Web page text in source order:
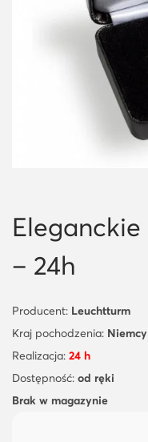
– 24h
Producent: Leuchtturm
Kraj pochodzenia: Niemcy
Realizacja: 24 h
Dostępność: od ręki
Brak w magazynie